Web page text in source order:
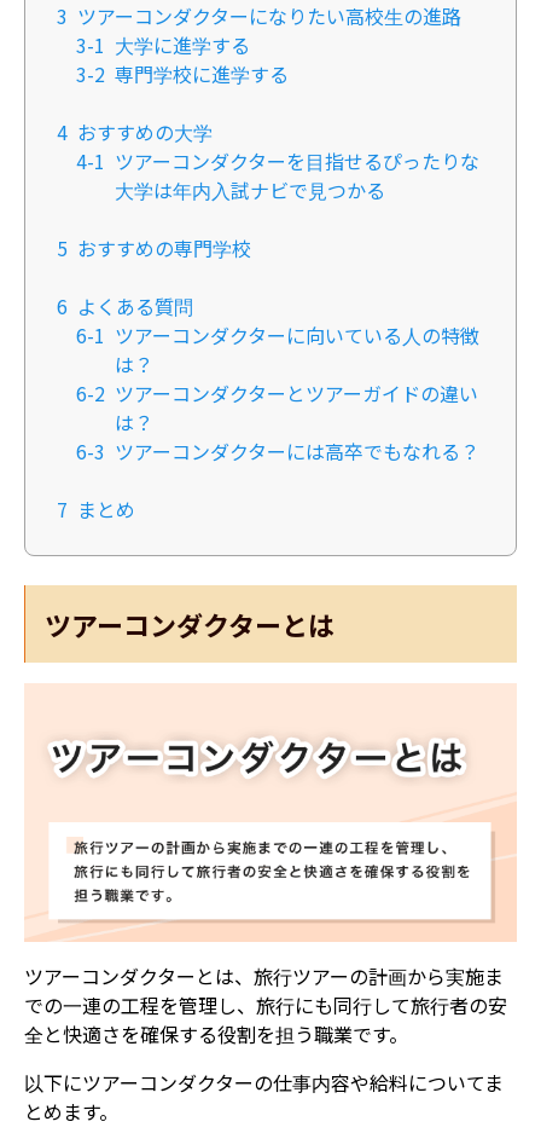
3 ツアーコンダクターになりたい高校生の進路
3-1 大学に進学する
3-2 専門学校に進学する
4 おすすめの大学
4-1 ツアーコンダクターを目指せるぴったりな
大学は年内入試ナビで見つかる​
5 おすすめの専門学校
6 よくある質問
6-1 ツアーコンダクターに向いている人の特徴
は？
6-2 ツアーコンダクターとツアーガイドの違い
は？
6-3 ツアーコンダクターには高卒でもなれる？
7 まとめ
ツアーコンダクターとは
ツアーコンダクターとは、旅行ツアーの計画から実施ま
での一連の工程を管理し、旅行にも同行して旅行者の安
全と快適さを確保する役割を担う職業です。
以下にツアーコンダクターの仕事内容や給料についてま
とめます。